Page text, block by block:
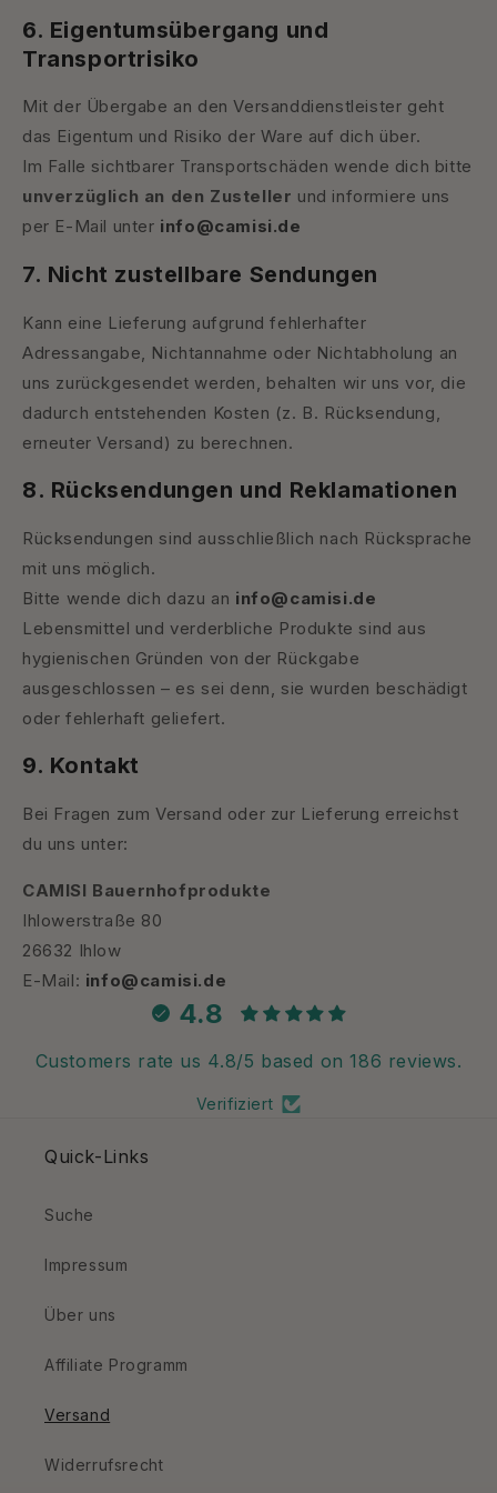
6. Eigentumsübergang und
Transportrisiko
Mit der Übergabe an den Versanddienstleister geht
das Eigentum und Risiko der Ware auf dich über.
Im Falle sichtbarer Transportschäden wende dich bitte
unverzüglich an den Zusteller und informiere uns
per E-Mail unter info@camisi.de
7. Nicht zustellbare Sendungen
Kann eine Lieferung aufgrund fehlerhafter
Adressangabe, Nichtannahme oder Nichtabholung an
uns zurückgesendet werden, behalten wir uns vor, die
dadurch entstehenden Kosten (z. B. Rücksendung,
erneuter Versand) zu berechnen.
8. Rücksendungen und Reklamationen
Rücksendungen sind ausschließlich nach Rücksprache
mit uns möglich.
Bitte wende dich dazu an info@camisi.de
Lebensmittel und verderbliche Produkte sind aus
hygienischen Gründen von der Rückgabe
ausgeschlossen – es sei denn, sie wurden beschädigt
oder fehlerhaft geliefert.
9. Kontakt
Bei Fragen zum Versand oder zur Lieferung erreichst
du uns unter:
CAMISI Bauernhofprodukte
Ihlowerstraße 80
26632 Ihlow
E-Mail: info@camisi.de
4.8
Customers rate us 4.8/5 based on 186 reviews.
Verifiziert
Quick-Links
Suche
Impressum
Über uns
Affiliate Programm
Versand
Widerrufsrecht